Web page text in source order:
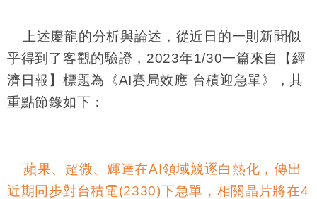
上述慶龍的分析與論述，從近日的一則新聞似
乎得到了客觀的驗證， 2023年1/30一篇來自【經
濟日報】標題為《AI賽局效應 台積迎急單》，其
重點節錄如下：
蘋果、超微、輝達在AI領域競逐白熱化，傳出
近期同步對台積電(2330)下急單，相關晶片將在4